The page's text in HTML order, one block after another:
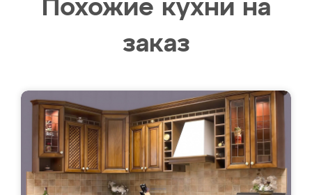
Похожие кухни на
заказ